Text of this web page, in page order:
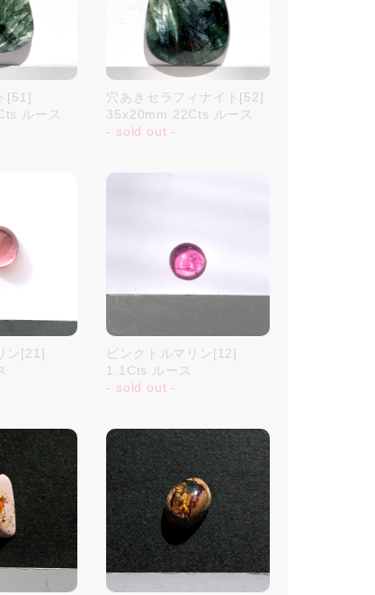
[51]
ルース
穴あきセラフィナイト[52]
35x20mm 22Cts ルース
- sold out -
ン[21]
ピンクトルマリン[12]
1.1Cts ルース
- sold out -